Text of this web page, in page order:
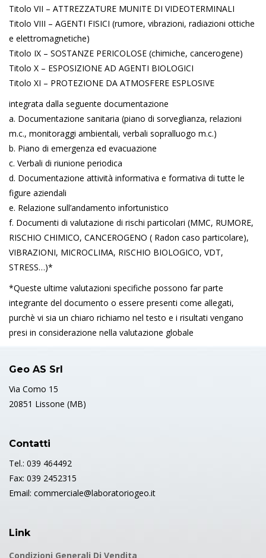
Titolo VII – ATTREZZATURE MUNITE DI VIDEOTERMINALI
Titolo VIII – AGENTI FISICI (rumore, vibrazioni, radiazioni ottiche
e elettromagnetiche)
Titolo IX – SOSTANZE PERICOLOSE (chimiche, cancerogene)
Titolo X – ESPOSIZIONE AD AGENTI BIOLOGICI
Titolo XI – PROTEZIONE DA ATMOSFERE ESPLOSIVE
integrata dalla seguente documentazione
a. Documentazione sanitaria (piano di sorveglianza, relazioni
m.c., monitoraggi ambientali, verbali sopralluogo m.c.)
b. Piano di emergenza ed evacuazione
c. Verbali di riunione periodica
d. Documentazione attività informativa e formativa di tutte le
figure aziendali
e. Relazione sull’andamento infortunistico
f. Documenti di valutazione di rischi particolari (MMC, RUMORE,
RISCHIO CHIMICO, CANCEROGENO ( Radon caso particolare),
VIBRAZIONI, MICROCLIMA, RISCHIO BIOLOGICO, VDT,
STRESS…)*
*Queste ultime valutazioni specifiche possono far parte
integrante del documento o essere presenti come allegati,
purchè vi sia un chiaro richiamo nel testo e i risultati vengano
presi in considerazione nella valutazione globale
Geo AS Srl
Via Como 15
20851 Lissone (MB)
Contatti
Tel.: 039 464492
Fax: 039 2452315
Email: commerciale@laboratoriogeo.it
Link
Condizioni Generali Di Vendita